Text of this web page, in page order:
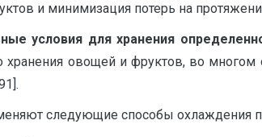
и минимизация потерь на
условия для хранения
хранения овощей и фруктов, во
следующие способы охлаждения